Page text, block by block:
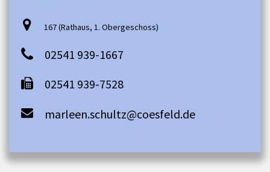
167 (Rathaus, 1. Obergeschoss)
02541 939-1667
02541 939-7528
marleen.schultz@coesfeld.de